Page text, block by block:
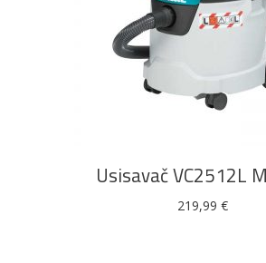
DODAJ U KOŠARICU
Usisavač VC2512L
219,99 €